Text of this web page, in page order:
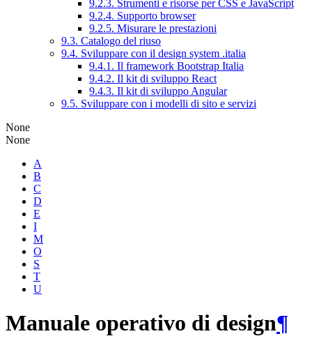
9.2.3. Strumenti e risorse per CSS e JavaScript
9.2.4. Supporto browser
9.2.5. Misurare le prestazioni
9.3. Catalogo del riuso
9.4. Sviluppare con il design system .italia
9.4.1. Il framework Bootstrap Italia
9.4.2. Il kit di sviluppo React
9.4.3. Il kit di sviluppo Angular
9.5. Sviluppare con i modelli di sito e servizi
None
None
A
B
C
D
E
I
M
O
S
T
U
Manuale operativo di design¶